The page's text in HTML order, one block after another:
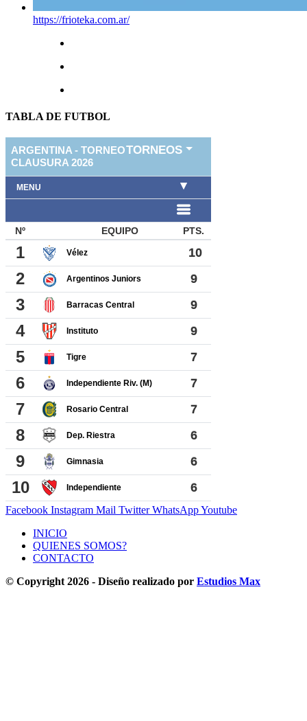
https://frioteka.com.ar/
TABLA DE FUTBOL
Facebook Instagram Mail Twitter WhatsAppYoutube
INICIO
QUIENES SOMOS?
CONTACTO
© Copyright 2026 - Diseño realizado por Estudios Max